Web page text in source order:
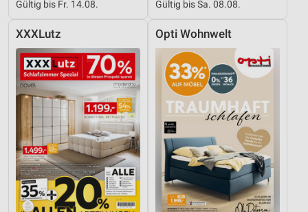
Gültig bis Fr. 14.08. Gültig bis Sa. 08.08.
XXXLutz Opti Wohnwelt